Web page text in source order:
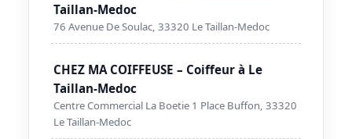
Taillan-Medoc
76 Avenue De Soulac, 33320 Le Taillan-Medoc
CHEZ MA COIFFEUSE – Coiffeur à Le
Taillan-Medoc
Centre Commercial La Boetie 1 Place Buffon, 33320
Le Taillan-Medoc